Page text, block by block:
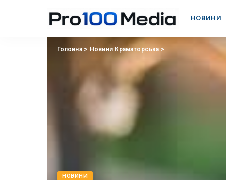
НОВИНИ
Головна> Новини Краматорська >
НОВИНИ